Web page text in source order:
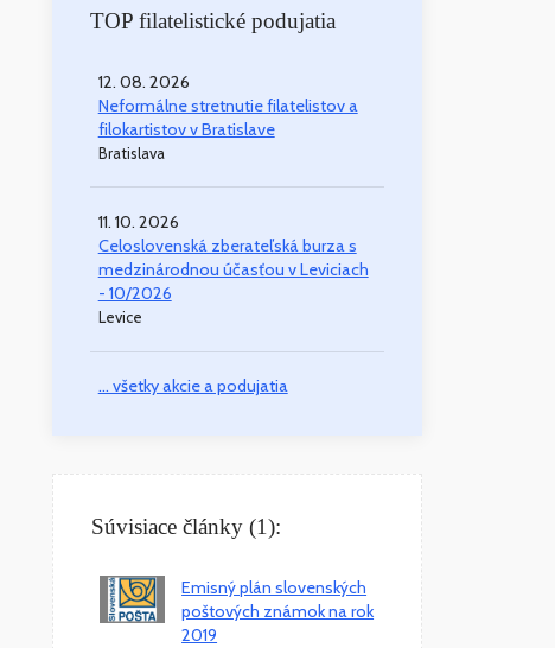
TOP filatelistické podujatia
12. 08. 2026
Neformálne stretnutie filatelistov a
filokartistov v Bratislave
Bratislava
11. 10. 2026
Celoslovenská zberateľská burza s
medzinárodnou účasťou v Leviciach
- 10/2026
Levice
... všetky akcie a podujatia
Súvisiace články (1):
Emisný plán slovenských
poštových známok na rok
2019